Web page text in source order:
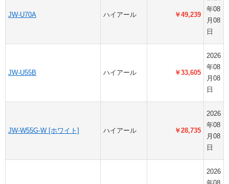
JW-U70A ハイアール ￥49,239
年08
月08
日
JW-U55B ハイアール ￥33,605
2026
年08
月08
日
JW-W55G-W [ホワイト] ハイアール ￥28,735
2026
年08
月08
日
2026